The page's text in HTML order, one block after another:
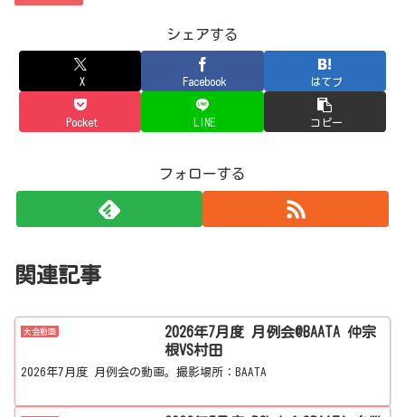
シェアする
X Facebook はてブ
Pocket LINE コピー
フォローする
関連記事
大会動画
2026年7月度 月例会@BAATA 仲宗
根VS村田
2026年7月度 月例会の動画。撮影場所：BAATA